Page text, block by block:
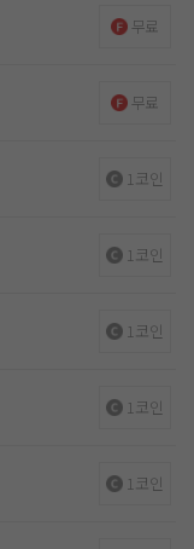
무료
무료
1코인
1코인
1코인
1코인
1코인